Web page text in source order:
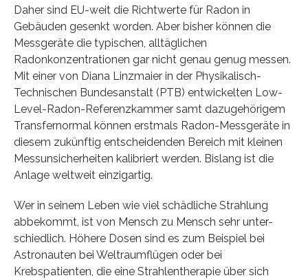
Daher sind EU-weit die Richtwerte für Radon in
Gebäuden gesenkt worden. Aber bisher können die
Messgeräte die typischen, alltäglichen
Radonkonzentrationen gar nicht genau genug messen.
Mit einer von Diana Linzmaier in der Physikalisch-
Technischen Bundesanstalt (PTB) entwickelten Low-
Level-Radon-Referenzkammer samt dazugehörigem
Transfernormal können erstmals Radon-Messgeräte in
diesem zukünftig entscheidenden Bereich mit kleinen
Messunsicherheiten kalibriert werden. Bislang ist die
Anlage weltweit einzigartig.
Wer in seinem Leben wie viel schädliche Strahlung
abbekommt, ist von Mensch zu Mensch sehr unter-
schiedlich. Höhere Dosen sind es zum Beispiel bei
Astronauten bei Weltraumflügen oder bei
Krebspatienten, die eine Strahlentherapie über sich